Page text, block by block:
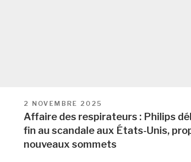
PUBLIÉ
LE
2 NOVEMBRE 2025
Affaire des respirateurs : Philips
fin au scandale aux États-Unis,
nouveaux sommets